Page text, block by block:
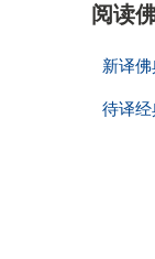
阅读
新译佛
待译经